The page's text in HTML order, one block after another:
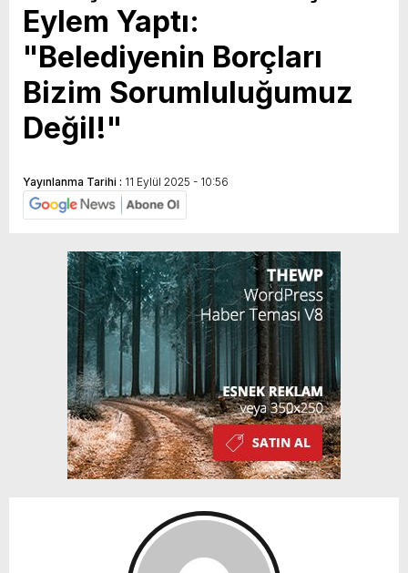
Eylem Yaptı:
"Belediyenin Borçları
Bizim Sorumluluğumuz
Değil!"
Yayınlanma Tarihi : 11 Eylül 2025 - 10:56